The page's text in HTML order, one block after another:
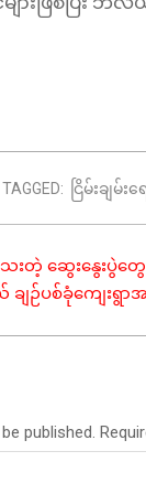
TAGGED: ငြိမ်းချမ်းရ
တဲ့ ဆွေးနွေးပွဲတွေ
ျဉ်ပစ်ခုံကျေးရွ
published.